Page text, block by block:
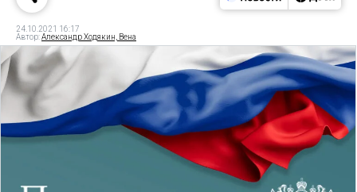
24.10.2021 16:17
Автор:Александр Ходякин, Вена